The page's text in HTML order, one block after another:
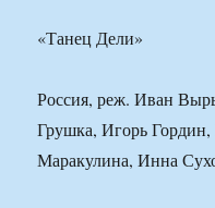
«Танец Дели»
Россия, реж. Иван
Грушка, Игорь
Маракулина, Инна